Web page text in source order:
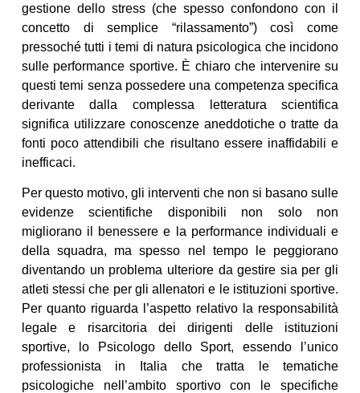
gestione dello stress (che spesso confondono con il
concetto di semplice “rilassamento”) così come
pressoché tutti i temi di natura psicologica che incidono
sulle performance sportive. È chiaro che intervenire su
questi temi senza possedere una competenza specifica
derivante dalla complessa letteratura scientifica
significa utilizzare conoscenze aneddotiche o tratte da
fonti poco attendibili che risultano essere inaffidabili e
inefficaci.
Per questo motivo, gli interventi che non si basano sulle
evidenze scientifiche disponibili non solo non
migliorano il benessere e la performance individuali e
della squadra, ma spesso nel tempo le peggiorano
diventando un problema ulteriore da gestire sia per gli
atleti stessi che per gli allenatori e le istituzioni sportive.
Per quanto riguarda l’aspetto relativo la responsabilità
legale e risarcitoria dei dirigenti delle istituzioni
sportive, lo Psicologo dello Sport, essendo l’unico
professionista in Italia che tratta le tematiche
psicologiche nell’ambito sportivo con le specifiche